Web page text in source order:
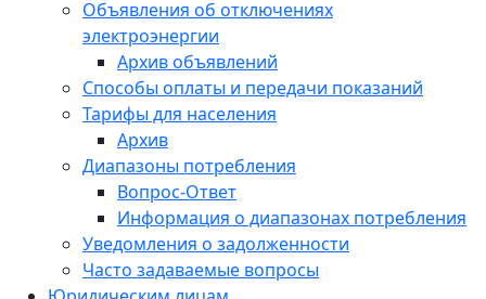
Объявления об отключениях
электроэнергии
Архив объявлений
Способы оплаты и передачи показаний
Тарифы для населения
Архив
Диапазоны потребления
Вопрос-Ответ
Информация о диапазонах потребления
Уведомления о задолженности
Часто задаваемые вопросы